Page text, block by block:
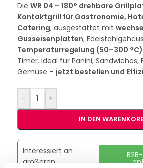
Die WR 04 – 180° drehbare
Kontaktgrill für Gastronomie,
Catering, ausgestattet mit
Gusseisenplatten,
Temperaturregelung (50–300 °C)
Timer. Ideal für Panini, Sandwiches,
Gemüse – jetzt bestellen und
- +
IN DEN
Interessiert an
größeren